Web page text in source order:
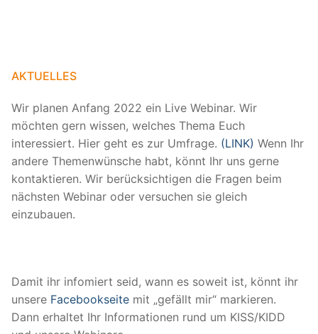
AKTUELLES
Wir planen Anfang 2022 ein Live Webinar. Wir
möchten gern wissen, welches Thema Euch
interessiert. Hier geht es zur Umfrage. (LINK) Wenn Ihr
andere Themenwünsche habt, könnt Ihr uns gerne
kontaktieren. Wir berücksichtigen die Fragen beim
nächsten Webinar oder versuchen sie gleich
einzubauen.
Damit ihr infomiert seid, wann es soweit ist, könnt ihr
unsere Facebookseite mit „gefällt mir“ markieren.
Dann erhaltet Ihr Informationen rund um KISS/KIDD